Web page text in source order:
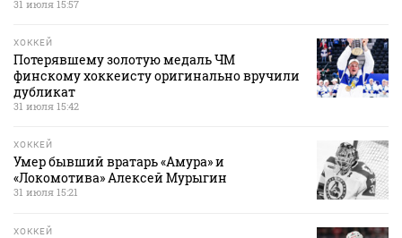
31 июля 15:57
ХОККЕЙ
Потерявшему золотую медаль ЧМ
финскому хоккеисту оригинально вручили
дубликат
31 июля 15:42
ХОККЕЙ
Умер бывший вратарь «Амура» и
«Локомотива» Алексей Мурыгин
31 июля 15:21
ХОККЕЙ